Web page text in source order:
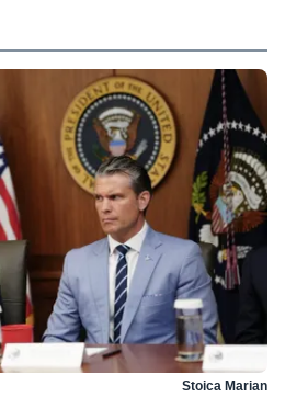
Stoica Marian